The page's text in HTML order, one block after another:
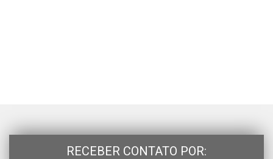
RECEBER CONTATO POR: